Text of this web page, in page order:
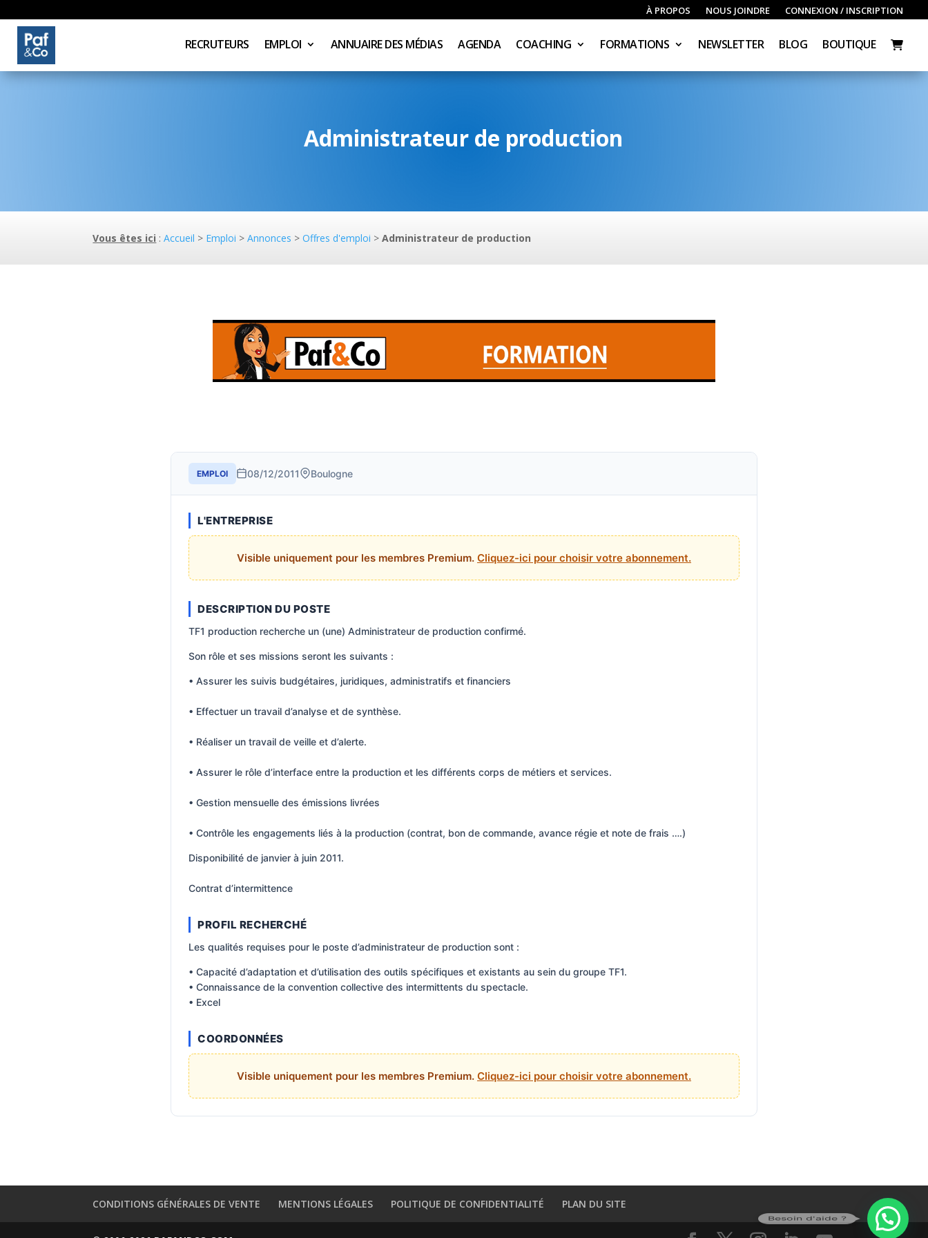
À PROPOS NOUS JOINDRE CONNEXION / INSCRIPTION
RECRUTEURS EMPLOI ANNUAIRE DES MÉDIAS AGENDA COACHING FORMATIONS NEWSLETTER BLOG BOUTIQUE
Administrateur de production
Vous êtes ici :Accueil > Emploi >Annonces >Offres d'emploi >Administrateur de production
EMPLOI 08/12/2011 Boulogne
L'ENTREPRISE
Visible uniquement pour les membres Premium. Cliquez-ici pour choisir votre abonnement.
DESCRIPTION DU POSTE
TF1 production recherche un (une) Administrateur de production confirmé.
Son rôle et ses missions seront les suivants :
• Assurer les suivis budgétaires, juridiques, administratifs et financiers
• Effectuer un travail d’analyse et de synthèse.
• Réaliser un travail de veille et d’alerte.
• Assurer le rôle d’interface entre la production et les différents corps de métiers et services.
• Gestion mensuelle des émissions livrées
• Contrôle les engagements liés à la production (contrat, bon de commande, avance régie et note de frais ….)
Disponibilité de janvier à juin 2011.
Contrat d’intermittence
PROFIL RECHERCHÉ
Les qualités requises pour le poste d’administrateur de production sont :
• Capacité d’adaptation et d’utilisation des outils spécifiques et existants au sein du groupe TF1.
• Connaissance de la convention collective des intermittents du spectacle.
• Excel
COORDONNÉES
Visible uniquement pour les membres Premium. Cliquez-ici pour choisir votre abonnement.
CONDITIONS GÉNÉRALES DE VENTE MENTIONS LÉGALES POLITIQUE DE CONFIDENTIALITÉ PLAN DU SITE
Besoin d'aide ?